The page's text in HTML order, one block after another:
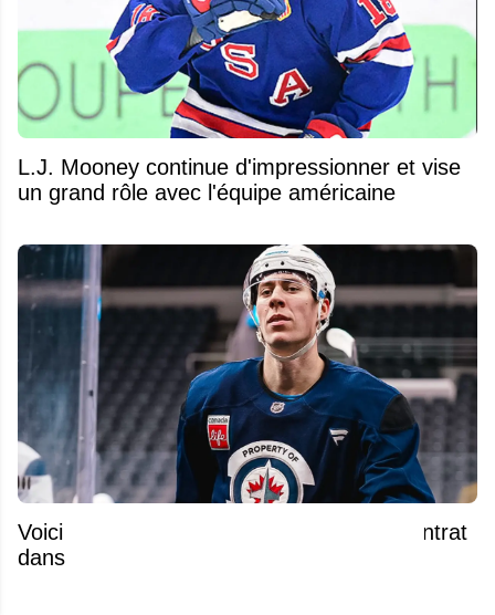
L.J. Mooney continue d'impressionner et vise
un grand rôle avec l'équipe américaine
Voici les plus gros noms toujours sans contrat
dans la LNH